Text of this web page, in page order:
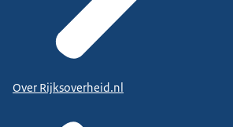
Over Rijksoverheid.nl